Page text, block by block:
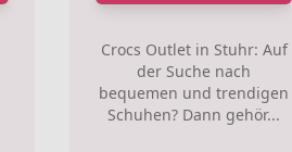
Crocs Outlet in Stuhr: Auf
der Suche nach
bequemen und trendigen
Schuhen? Dann gehör...